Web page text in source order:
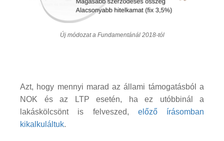
Új módozat a Fundamentánál 2018-tól
Azt, hogy mennyi marad az állami támogatásból a
NOK és az LTP esetén, ha ez utóbbinál a
lakáskölcsönt is felveszed, előző írásomban
kikalkuláltuk.